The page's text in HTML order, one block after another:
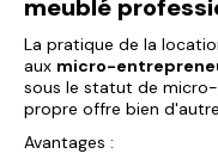
meublé
La pratique de la
aux micro-
sous le statut de
propre offre bien
Avantages :